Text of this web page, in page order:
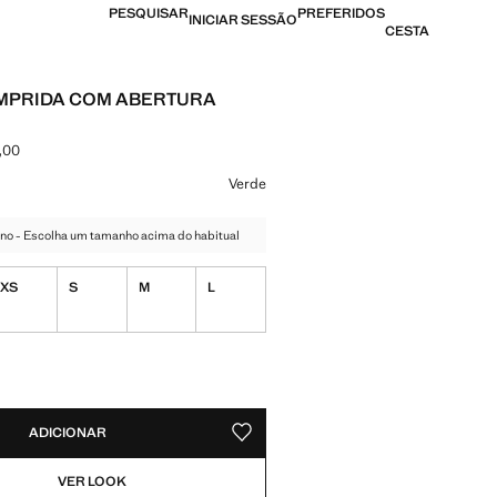
PESQUISARINICIAR SESSÃOPREFERIDOS
CESTA
COM ABERTURA
79 990,00 ]
cor
Verde
- Escolha um tamanho acima do habitual
XS S M L
ADICIONAR GUARDAR NOS ARTIGOS PREFERIDOS
VER LOOK